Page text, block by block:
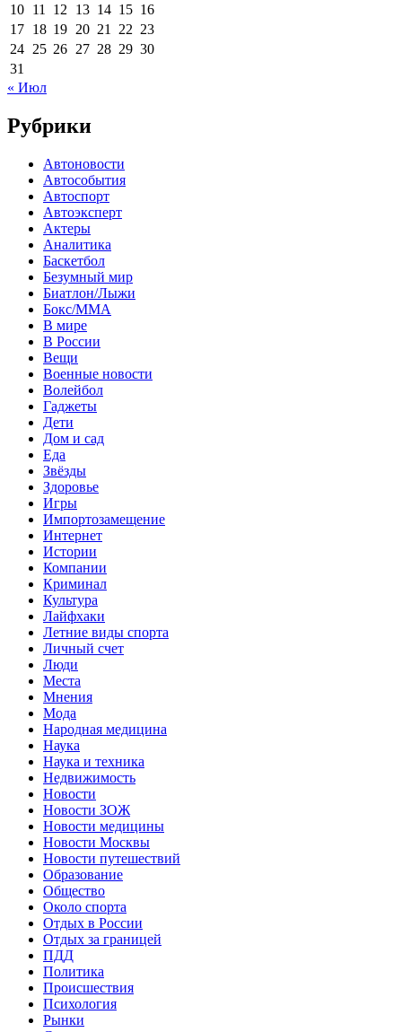
10 11 12 13 14 15 16
17 18 19 20 21 22 23
24 25 26 27 28 29 30
31
« Июл
Рубрики
Автоновости
Автособытия
Автоспорт
Автоэксперт
Актеры
Аналитика
Баскетбол
Безумный мир
Биатлон/Лыжи
Бокс/MMA
В мире
В России
Вещи
Военные новости
Волейбол
Гаджеты
Дети
Дом и сад
Еда
Звёзды
Здоровье
Игры
Импортозамещение
Интернет
Истории
Компании
Криминал
Культура
Лайфхаки
Летние виды спорта
Личный счет
Люди
Места
Мнения
Мода
Народная медицина
Наука
Наука и техника
Недвижимость
Новости
Новости ЗОЖ
Новости медицины
Новости Москвы
Новости путешествий
Образование
Общество
Около спорта
Отдых в России
Отдых за границей
ПДД
Политика
Происшествия
Психология
Рынки